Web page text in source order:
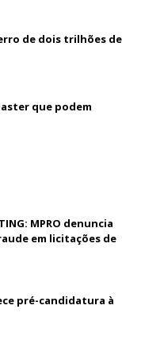
de dois trilhões de
que podem
MPRO denuncia
em licitações de
pré-candidatura à